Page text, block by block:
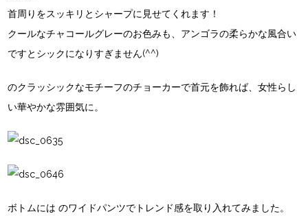
首周りをスッキリとシャープに見せてくれます！
クールなチャコールグレーのお色みも、アンゴラの柔らかな風合い
ですとシックになりすぎません(^^)
のクラッシックなモチーフのチョーカーで首元を飾れば、女性らし
い華やかな雰囲気に。
ボトムにはのワイドパンツでトレンド感を取り入れてみました。